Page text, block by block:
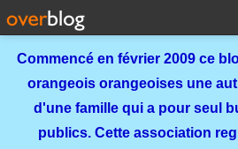
Commencé en février 2009 ce
orangeois orangeoises une
d'une famille qui a pour seul
publics. Cette association